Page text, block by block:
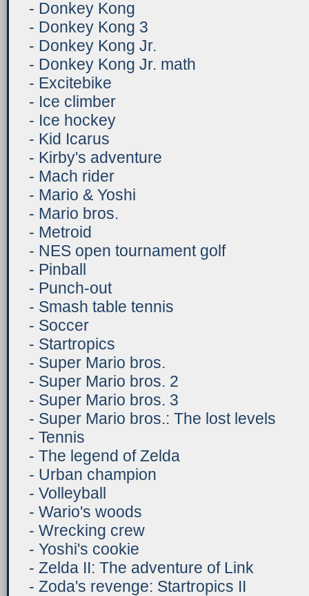
- Donkey Kong
- Donkey Kong 3
- Donkey Kong Jr.
- Donkey Kong Jr. math
- Excitebike
- Ice climber
- Ice hockey
- Kid Icarus
- Kirby's adventure
- Mach rider
- Mario & Yoshi
- Mario bros.
- Metroid
- NES open tournament golf
- Pinball
- Punch-out
- Smash table tennis
- Soccer
- Startropics
- Super Mario bros.
- Super Mario bros. 2
- Super Mario bros. 3
- Super Mario bros.: The lost levels
- Tennis
- The legend of Zelda
- Urban champion
- Volleyball
- Wario's woods
- Wrecking crew
- Yoshi's cookie
- Zelda II: The adventure of Link
- Zoda's revenge: Startropics II